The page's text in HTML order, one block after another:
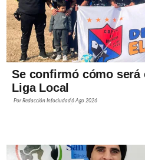
Se confirmó cómo será
Liga Local
PorRedacción Infociudad6 Ago 2026